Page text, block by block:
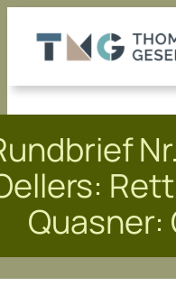
Inhalt
springen
Quasner: